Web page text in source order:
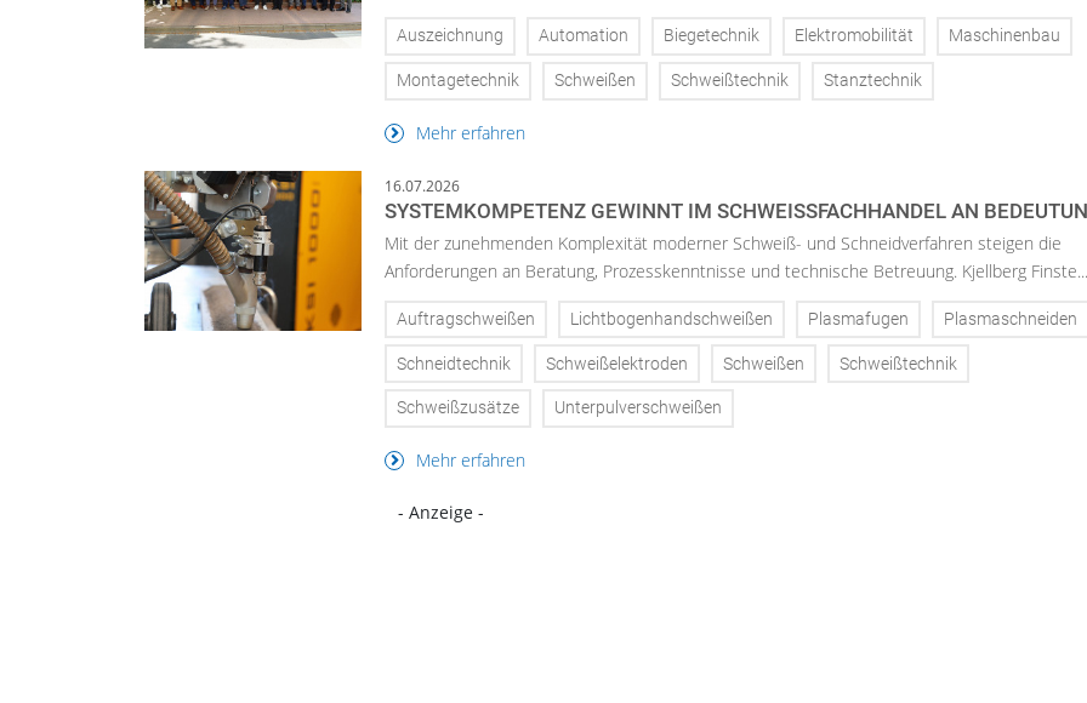
Auszeichnung Automation Biegetechnik Elektromobilität Maschinenbau
Montagetechnik Schweißen Schweißtechnik Stanztechnik
Mehr erfahren
16.07.2026
SYSTEMKOMPETENZ GEWINNT IM SCHWEISSFACHHANDEL AN BEDEUTUNG
Mit der zunehmenden Komplexität moderner Schweiß- und Schneidverfahren steigen die
Anforderungen an Beratung, Prozesskenntnisse und technische Betreuung. Kjellberg Finste...
Auftragschweißen Lichtbogenhandschweißen Plasmafugen Plasmaschneiden
Schneidtechnik Schweißelektroden Schweißen Schweißtechnik
Schweißzusätze Unterpulverschweißen
Mehr erfahren
- Anzeige -